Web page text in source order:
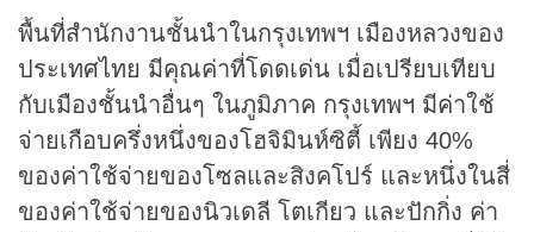
พื้นที่สำนักงานชั้นนำในกรุงเทพฯ เมืองหลวงของ
ประเทศไทย มีคุณค่าที่โดดเด่น เมื่อเปรียบเทียบ
กับเมืองชั้นนำอื่นๆ ในภูมิภาค กรุงเทพฯ มีค่าใช้
จ่ายเกือบครึ่งหนึ่งของโฮจิมินห์ซิตี้ เพียง 40%
ของค่าใช้จ่ายของโซลและสิงคโปร์ และหนึ่งในสี่
ของค่าใช้จ่ายของนิวเดลี โตเกียว และปักกิ่ง ค่า